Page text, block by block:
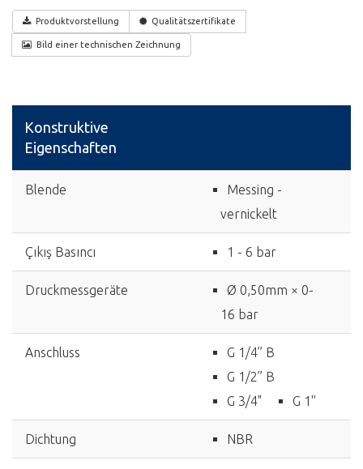
Produktvorstellung Qualitätszertifikate
Bild einer technischen Zeichnung
Konstruktive
Eigenschaften
Blende
Messing -
vernickelt
Çıkış Basıncı 1 - 6 bar
Druckmessgeräte
Ø 0,50mm × 0-
16 bar
Anschluss
G 1/4’’ B
G 1/2’’ B
G 3/4"
G 1''
Dichtung NBR